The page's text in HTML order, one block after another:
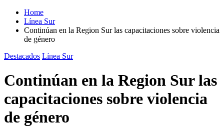
Home
Línea Sur
Continúan en la Region Sur las capacitaciones sobre violencia
de género
Destacados Línea Sur
Continúan en la Region Sur las
capacitaciones sobre violencia
de género